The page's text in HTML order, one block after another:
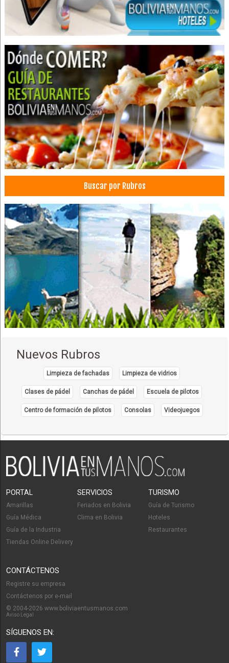
Buscar por Rubros
Nuevos Rubros
Limpieza de fachadas Limpieza de vidrios
Clases de pádel Canchas de pádel Escuela de pilotos
Centro de formación de pilotos Consolas Videojuegos
PORTAL
Amarillas
Guía Médica
Guía de la Industria
Tiendas Online Delivery
SERVICIOS
Feriados en Bolivia
Clima en Bolivia
TURISMO
Guía de Turismo
Hoteles
Restaurantes
CONTÁCTENOS
Registre su empresa
Contáctenos por e-mail
© 2004-2026 www.boliviaentusmanos.com
Aviso Legal
SÍGUENOS EN: